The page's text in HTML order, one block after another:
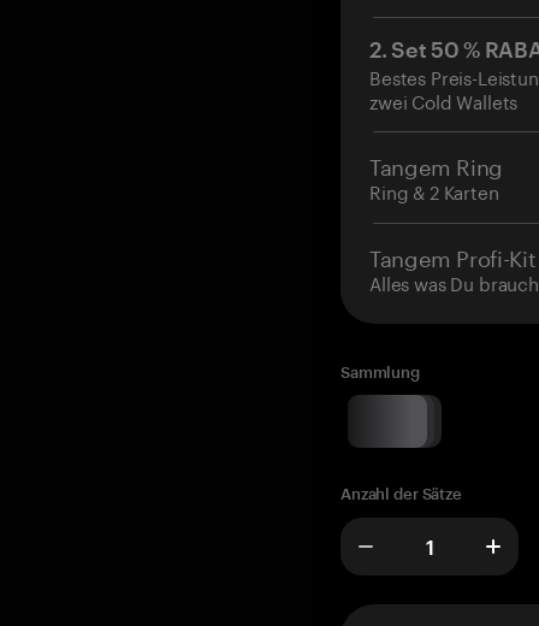
2. Set 50 %
Bestes Preis-
zwei Cold Wallets
Tangem Ring
Ring & 2 Karten
Tangem Profi-Kit
Alles was Du
Sammlung
Anzahl der Sätze